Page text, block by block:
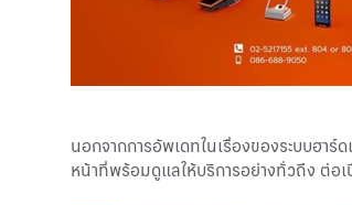
นอกจากการอัพเดทในเรื่องของระบบฮา
หน้าที่พร้อมดูแลให้บริการอย่างทั่วถึง ต่อ